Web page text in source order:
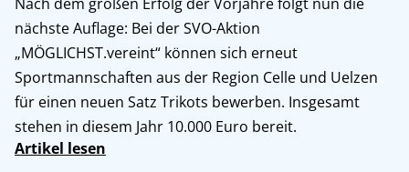
nächste Auflage: Bei der SVO-Aktion
„MÖGLICHST.vereint“ können sich erneut
Sportmannschaften aus der Region Celle und Uelzen
für einen neuen Satz Trikots bewerben. Insgesamt
stehen in diesem Jahr 10.000 Euro bereit.
Artikel lesen